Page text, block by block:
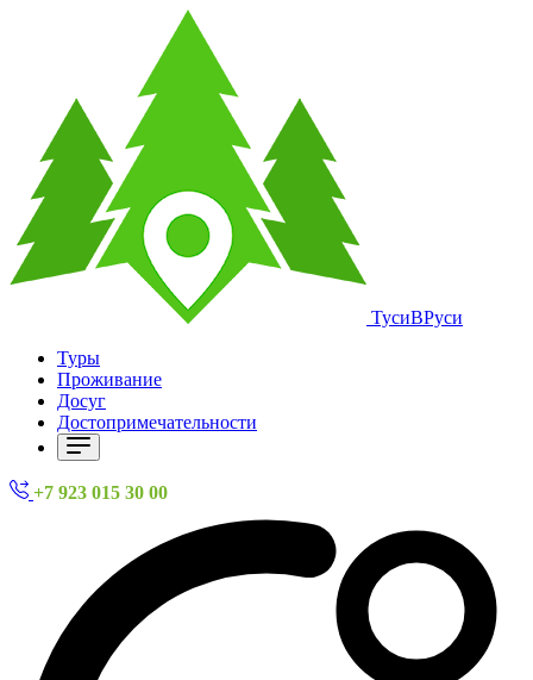
ТусиВРуси
Туры
Проживание
Досуг
Достопримечательности
+7 923 015 30 00